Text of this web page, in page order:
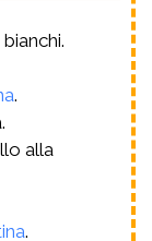
.
alla
.